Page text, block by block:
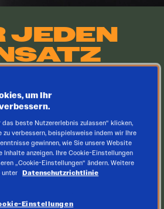
JEDEN
um Ihr
das beste Nutzererlebnis zulassen“ klicken,
zu verbessern, beispielsweise indem wir Ihre
gewinnen, wie Sie unsere Website
Inhalte anzeigen. Ihre Cookie-Einstellungen
„Cookie-Einstellungen“ ändern. Weitere
unter Datenschutzrichtlinie
Einstellungen